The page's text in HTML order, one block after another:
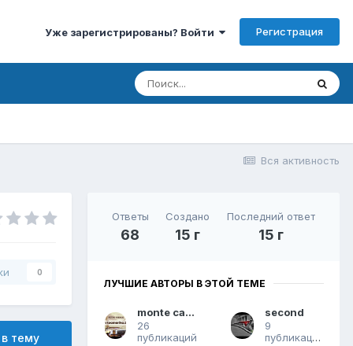
Уже зарегистрированы? Войти Регистрация
Вся активность
0
тему
Ответы
68
Создано
15 г
Последний ответ
15 г
ЛУЧШИЕ АВТОРЫ В ЭТОЙ ТЕМЕ
monte carlo
26
публикаций
second
9
публикаций